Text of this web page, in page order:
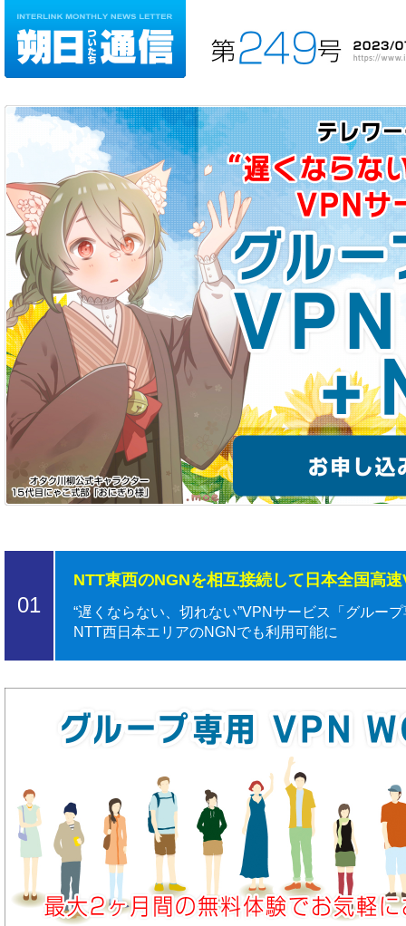
01
NTT東西のNGNを相互接続して日本全国高
“遅くならない、切れない”VPNサービス「グルー
NTT西日本エリアのNGNでも利用可能に